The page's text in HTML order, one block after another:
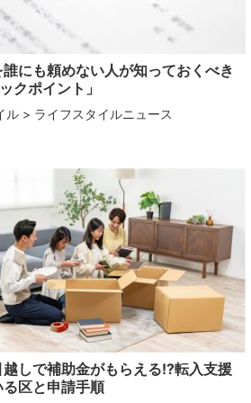
にも頼めない人が知っておくべき
クポイント」
ル > ライフスタイルニュース
しで補助金がもらえる!?転入支援
区と申請手順